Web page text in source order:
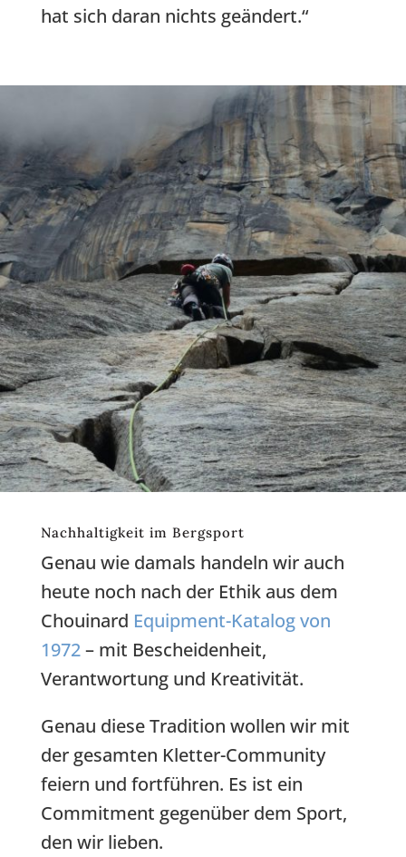
hat sich daran nichts geändert.“
Nachhaltigkeit im Bergsport
Genau wie damals handeln wir auch
heute noch nach der Ethik aus dem
Chouinard Equipment-Katalog von
1972– mit Bescheidenheit,
Verantwortung und Kreativität.
Genau diese Tradition wollen wir mit
der gesamten Kletter-Community
feiern und fortführen. Es ist ein
Commitment gegenüber dem Sport,
den wir lieben.